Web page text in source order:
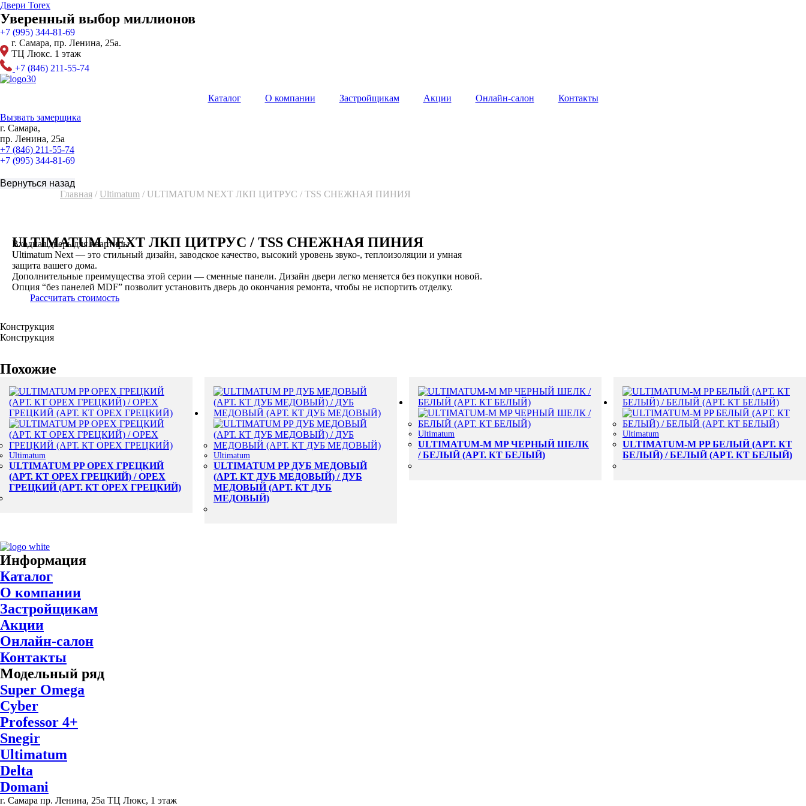
Перейти
к
содержимому
Двери Torex
Уверенный выбор миллионов
+7 (995) 344-81-69
г. Самара, пр. Ленина, 25а.
ТЦ Люкс. 1 этаж
+7 (846) 211-55-74
Каталог О компании Застройщикам Акции Онлайн-салон
Контакты
Вызвать замерщика
г. Самара,
пр. Ленина, 25а
+7 (846) 211-55-74
+7 (995) 344-81-69
Главная / Ultimatum / ULTIMATUM NEXT ЛКП ЦИТРУС / TSS СНЕЖНАЯ ПИНИЯ
ULTIMATUM NEXT ЛКП ЦИТРУС / TSS СНЕЖНАЯ ПИНИЯ
Входная дверь для квартиры
Ultimatum Next — это стильный дизайн, заводское качество, высокий уровень звуко-, теплоизоляции и умная
защита вашего дома.
Дополнительные преимущества этой серии — сменные панели. Дизайн двери легко меняется без покупки новой.
Опция “без панелей MDF” позволит установить дверь до окончания ремонта, чтобы не испортить отделку.
Рассчитать стоимость
Конструкция
Конструкция
Похожие
Ultimatum
ULTIMATUM PP ОРЕХ ГРЕЦКИЙ
(АРТ. КТ ОРЕХ ГРЕЦКИЙ) / ОРЕХ
ГРЕЦКИЙ (АРТ. КТ ОРЕХ ГРЕЦКИЙ)
Ultimatum
ULTIMATUM PP ДУБ МЕДОВЫЙ
(АРТ. КТ ДУБ МЕДОВЫЙ) / ДУБ
МЕДОВЫЙ (АРТ. КТ ДУБ
МЕДОВЫЙ)
Ultimatum
ULTIMATUM-M MP ЧЕРНЫЙ ШЕЛК
/ БЕЛЫЙ (АРТ. КТ БЕЛЫЙ)
Ultimatum
ULTIMATUM-M PP БЕЛЫЙ (АРТ. КТ
БЕЛЫЙ) / БЕЛЫЙ (АРТ. КТ БЕЛЫЙ)
Информация
Каталог
О компании
Застройщикам
Акции
Онлайн-салон
Контакты
Модельный ряд
Super Omega
Cyber
Professor 4+
Snegir
Ultimatum
Delta
Domani
г. Самара пр. Ленина, 25а ТЦ Люкс, 1 этаж